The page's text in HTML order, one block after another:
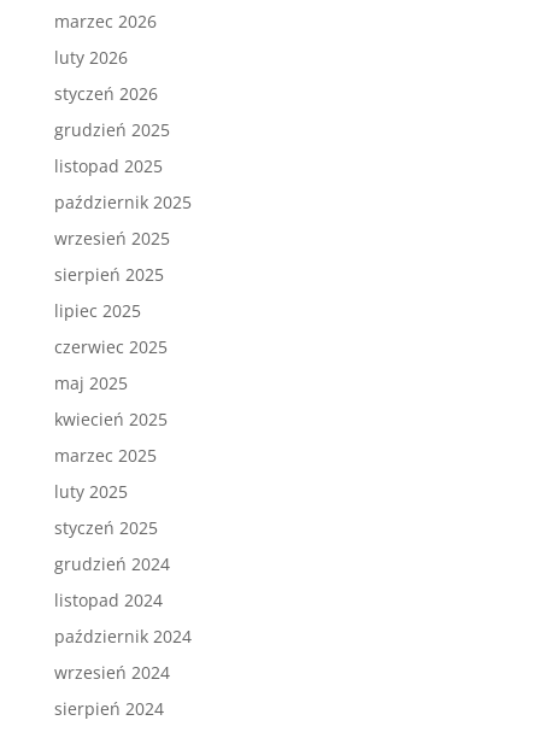
marzec 2026
luty 2026
styczeń 2026
grudzień 2025
listopad 2025
październik 2025
wrzesień 2025
sierpień 2025
lipiec 2025
czerwiec 2025
maj 2025
kwiecień 2025
marzec 2025
luty 2025
styczeń 2025
grudzień 2024
listopad 2024
październik 2024
wrzesień 2024
sierpień 2024